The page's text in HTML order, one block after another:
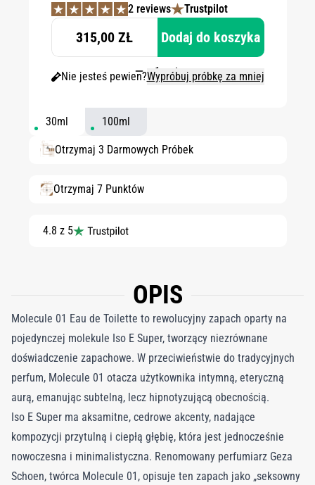
2 reviews Trustpilot
315,00 ZŁ Dodaj do koszyka
Nie jesteś pewien?Wypróbuj próbkę za mniej
30ml 100ml
Otrzymaj 3 Darmowych Próbek
Otrzymaj 7 Punktów
4.8 z 5
OPIS
Molecule 01 Eau de Toilette to rewolucyjny zapach oparty na
pojedynczej molekule Iso E Super, tworzący niezrównane
doświadczenie zapachowe. W przeciwieństwie do tradycyjnych
perfum, Molecule 01 otacza użytkownika intymną, eteryczną
aurą, emanując subtelną, lecz hipnotyzującą obecnością.
Iso E Super ma aksamitne, cedrowe akcenty, nadające
kompozycji przytulną i ciepłą głębię, która jest jednocześnie
nowoczesna i minimalistyczna. Renomowany perfumiarz Geza
Schoen, twórca Molecule 01, opisuje ten zapach jako „seksowny